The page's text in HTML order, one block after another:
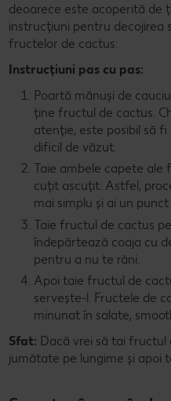
deoarece este acoperită de
instrucțiuni pentru decojirea
fructelor de cactus:
Instrucțiuni pas cu pas:
Poartă mănuși de
ține fructul de cactus.
atenție, este posibil să
dificil de văzut.
Taie ambele capete ale
cuțit ascuțit. Astfel,
mai simplu și ai un
Taie fructul de cactus
îndepărtează coaja cu
pentru a nu te răni.
Apoi taie fructul de
servește-l. Fructele de
minunat în salate,
Sfat: Dacă vrei să tai fructul
jumătate pe lungime și apoi